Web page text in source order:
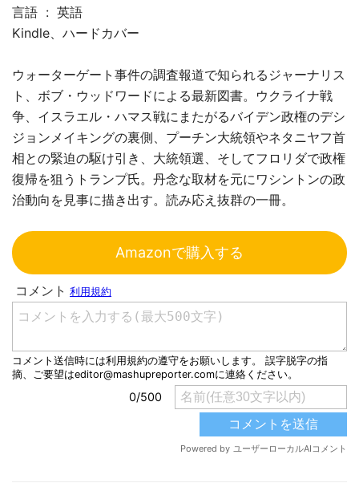
言語 ‏ : ‎ 英語
Kindle、ハードカバー
ウォーターゲート事件の調査報道で知られるジャーナリス
ト、ボブ・ウッドワードによる最新図書。ウクライナ戦
争、イスラエル・ハマス戦にまたがるバイデン政権のデシ
ジョンメイキングの裏側、プーチン大統領やネタニヤフ首
相との緊迫の駆け引き、大統領選、そしてフロリダで政権
復帰を狙うトランプ氏。丹念な取材を元にワシントンの政
治動向を見事に描き出す。読み応え抜群の一冊。
Amazonで購入する